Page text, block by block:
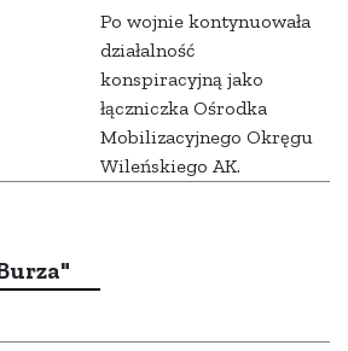
Po wojnie kontynuowała
działalność
konspiracyjną jako
łączniczka Ośrodka
Mobilizacyjnego Okręgu
Wileńskiego AK.